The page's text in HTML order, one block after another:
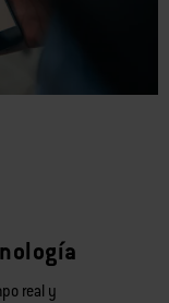
real y